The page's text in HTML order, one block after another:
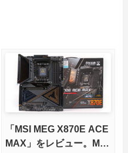
「MSI MEG X870E ACE
MAX」をレビュー。M.2